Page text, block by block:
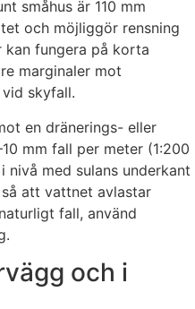
småhus är 110 mm
och möjliggör rensning
kan fungera på korta
marginaler mot
skyfall.
en dränerings- eller
mm fall per meter (1:200
nivå med sulans underkant
att vattnet avlastar
fall, använd
och i